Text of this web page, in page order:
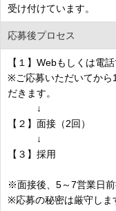
受け付けています。
応募後プロセス
【１】Webもしくは電
※ご応募いただいてから
だきます。
↓
【２】面接（2回）
↓
【３】採用
※面接後、5～7営業日前
※応募の秘密は厳守しま